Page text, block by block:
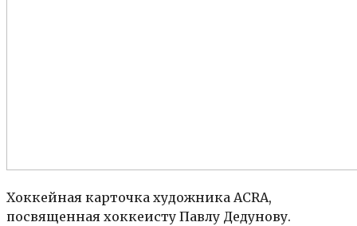
Хоккейная карточка художника ACRA,
посвященная хоккеисту Павлу Дедунову.